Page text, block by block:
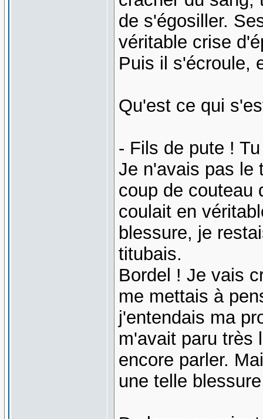
de s'égosiller.
véritable crise
Puis il s'écroule,
Qu'est ce qui
- Fils de pute !
Je n'avais pas le
coup de couteau
coulait en
blessure, je
titubais.
Bordel ! Je vais
me mettais à
j'entendais ma
m'avait paru très
encore parler.
une telle